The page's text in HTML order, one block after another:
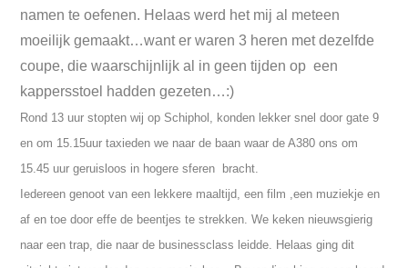
namen te oefenen. Helaas werd het mij al meteen
moeilijk gemaakt…want er waren 3 heren met dezelfde
coupe, die waarschijnlijk al in geen tijden op een
kappersstoel hadden gezeten…:)
Rond 13 uur stopten wij op Schiphol, konden lekker snel door gate 9
en om 15.15uur taxieden we naar de baan waar de A380 ons om
15.45 uur geruisloos in hogere sferen bracht.
Iedereen genoot van een lekkere maaltijd, een film ,een muziekje en
af en toe door effe de beentjes te strekken. We keken nieuwsgierig
naar een trap, die naar de businessclass leidde. Helaas ging dit